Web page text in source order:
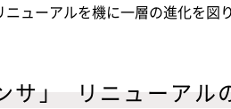
ニューアルを機に一層の進化を図
サ」 リニューアル